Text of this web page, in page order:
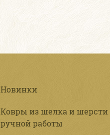
Новинки
Ковры из шелка и шерсти
ручной работы